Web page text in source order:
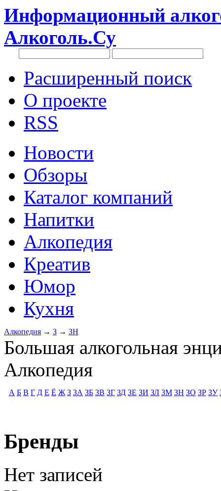
Информационный
Алкоголь.Су
Расширенный поиск
О проекте
RSS
Новости
Обзоры
Каталог компаний
Напитки
Алкопедия
Креатив
Юмор
Кухня
Алкопедия → З → ЗН
Большая алкогольная
Алкопедия
А Б В Г Д Е Ё Ж З ЗА ЗБ ЗВ ЗГ ЗД ЗЕ ЗИ ЗЛ ЗМ ЗН ЗО ЗР ЗУ
Бренды
Нет записей